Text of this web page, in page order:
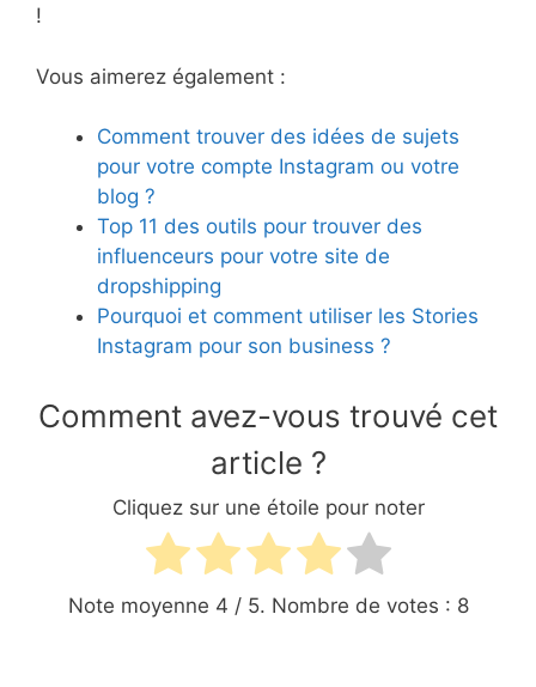
!
Vous aimerez également :
Comment trouver des idées de sujets
pour votre compte Instagram ou votre
blog ?
Top 11 des outils pour trouver des
influenceurs pour votre site de
dropshipping
Pourquoi et comment utiliser les Stories
Instagram pour son business ?
Comment avez-vous trouvé cet
article ?
Cliquez sur une étoile pour noter
Note moyenne 4 / 5. Nombre de votes : 8